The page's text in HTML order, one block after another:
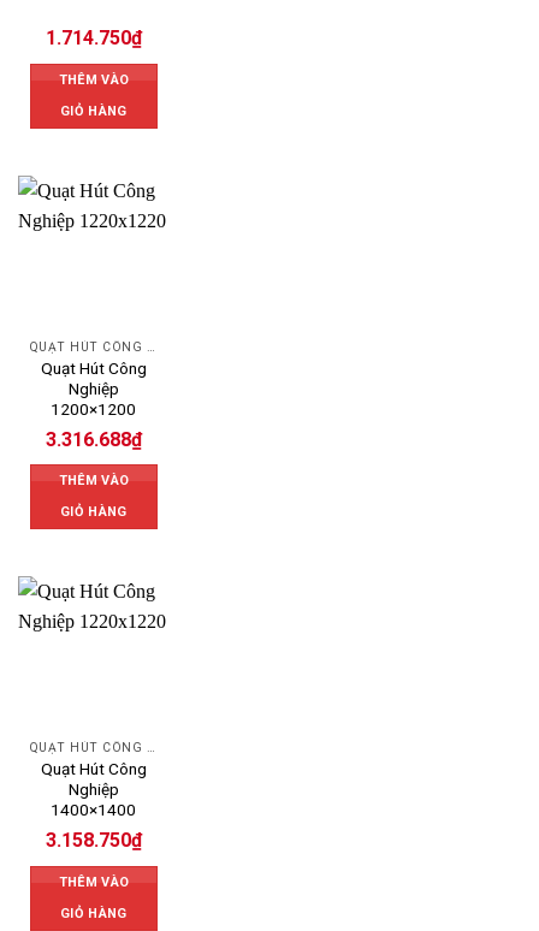
1.714.750₫
THÊM VÀO
GIỎ HÀNG
Quạt Hút Công
Nghiệp
1200×1200
3.316.688₫
THÊM VÀO
GIỎ HÀNG
Quạt Hút Công
Nghiệp
1400×1400
3.158.750₫
THÊM VÀO
GIỎ HÀNG